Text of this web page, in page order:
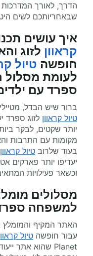
הדרך, לאורך המדרכות
שבאחריותכם לשים
איך עושים
קראוון לזוג
חופשה טיול
לעומת מסלול
ספרד עם
ברור שיש הבדל,
טיול קראוון לזוג ספרד
יותר שקטים, לבקר
מקומות עם התרבות
בעוד שלרוב טיול קראוון
יעדיפו יותר פארקים
וכשאר פעילויות
מסלולים
למשפחה
האתר המקיף והמומלץ
עבור חופשה טיול
Planet שהוא אתר